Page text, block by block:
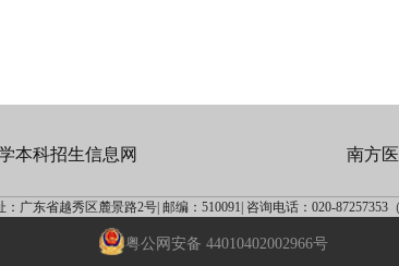
本科招生信息网 南方
：广东省越秀区麓景路2号| 邮编：510091| 咨询电话：020-87257353
粤公网安备 44010402002966号